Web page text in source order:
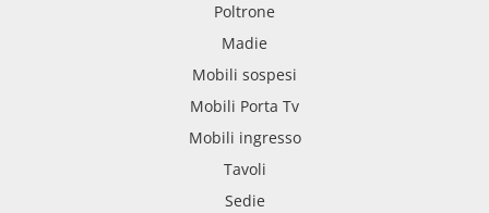
Poltrone
Madie
Mobili sospesi
Mobili Porta Tv
Mobili ingresso
Tavoli
Sedie